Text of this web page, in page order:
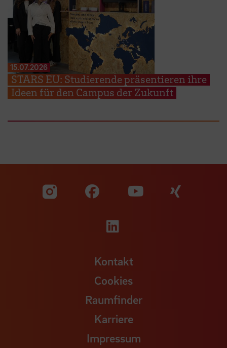
15.07.2026
STARS EU: Studierende präsentieren ihre
Ideen für den Campus der Zukunft
Zu unserer Facebook
Zu
Zu unserer
Kontakt
Cookies
Raumfinder
Karriere
Impressum